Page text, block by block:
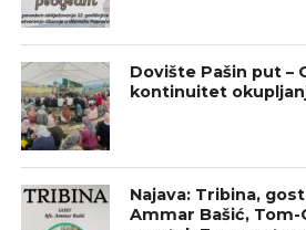
Dovište Pašin put –
kontinuitet
Najava: Tribina,
Ammar Bašić, Tom-